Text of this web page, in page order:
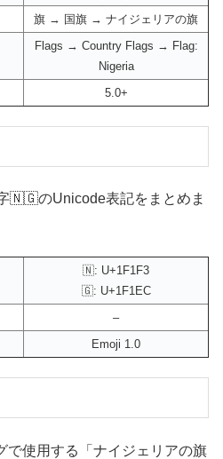
旗 → 国旗 → ナイジェリアの旗
Flags → Country Flags → Flag:
Nigeria
5.0+
🇳🇬のUnicode表記をまとめま
🇳: U+1F1F3
🇬: U+1F1EC
–
Emoji 1.0
で使用する「ナイジェリアの旗